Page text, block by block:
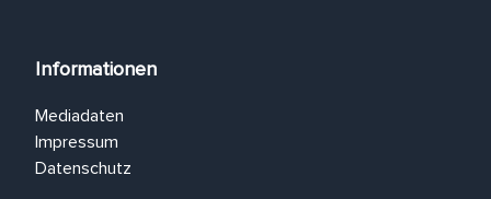
Informationen
Mediadaten
Impressum
Datenschutz